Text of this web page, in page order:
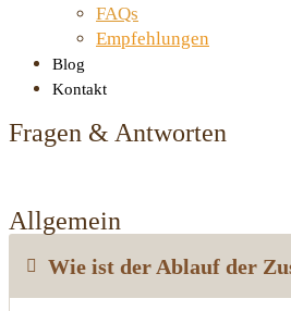
FAQs
Empfehlungen
Blog
Kontakt
Fragen & Antworten
Allgemein
Wie ist der Ablauf der